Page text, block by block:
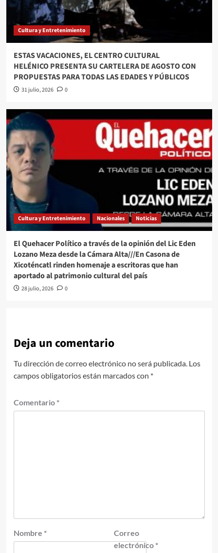
Cultura y Entretenimiento
ESTAS VACACIONES, EL CENTRO CULTURAL
HELÉNICO PRESENTA SU CARTELERA DE AGOSTO CON
PROPUESTAS PARA TODAS LAS EDADES Y PÚBLICOS
31 julio, 2026 0
Cultura y Entretenimiento Nacionales Noticias
El Quehacer Político a través de la opinión del Lic Eden
Lozano Meza desde la Cámara Alta///En Casona de
Xicoténcatl rinden homenaje a escritoras que han
aportado al patrimonio cultural del país
28 julio, 2026 0
Deja un comentario
Tu dirección de correo electrónico no será publicada. Los
campos obligatorios están marcados con *
Comentario *
Nombre *
Correo
electrónico *